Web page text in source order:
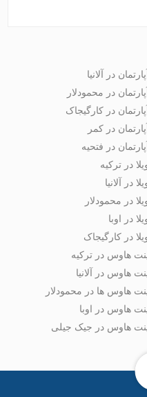
در آلانیا
در محمودلار
در کارگیجاک
در کمر
در فتحیه
در ترکیه
در آلانیا
در محمودلار
در اوبا
در کارگیجاک
هاوس در ترکیه
هاوس در آلانیا
هاوس ها در محمودلار
هاوس در اوبا
هاوس در جیک جیلی